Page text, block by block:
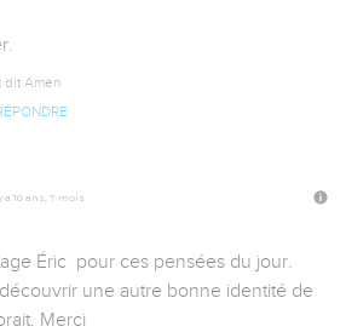
dit Amen
a 10 ans, 7 mois
Éric  pour ces pensées du jour.
une autre bonne identité de
Merci